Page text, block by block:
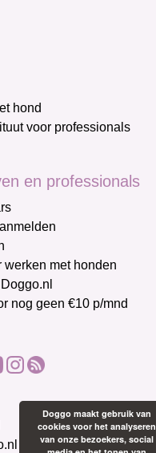
hond
voor professionals
en professionals
werken met honden
nog geen €10 p/mnd
Doggo maakt gebruik van
cookies voor het analyseren
van onze bezoekers, social